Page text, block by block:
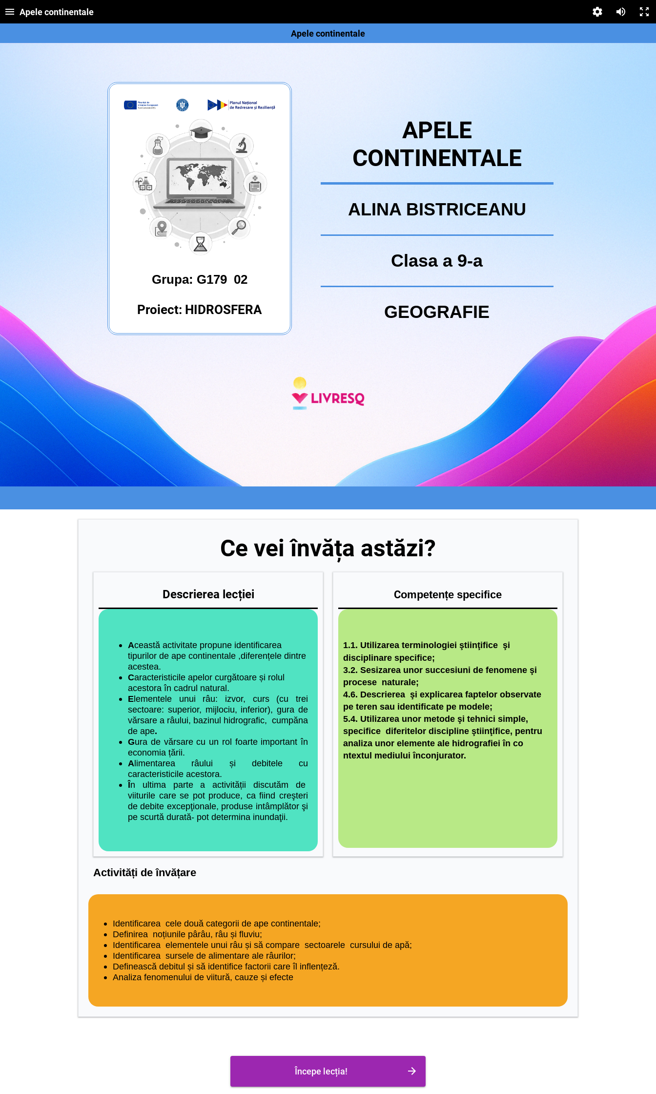
Apele continentale
Apele continentale
Grupa: G179 02
Proiect: HIDROSFERA
APELE
CONTINENTALE
ALINA BISTRICEANU
Clasa a 9-a
GEOGRAFIE
Ce vei învăța astăzi?
Descrierea lecției
Această activitate propune identificarea
tipurilor de ape continentale ,diferențele dintre
acestea.
Caracteristicile apelor curgătoare și rolul
acestora în cadrul natural.
Elementele unui râu: izvor, curs (cu trei
sectoare: superior, mijlociu, inferior), gura de
vărsare a râului, bazinul hidrografic, cumpăna
de ape.
Gura de vărsare cu un rol foarte important în
economia țării.
Alimentarea râului și debitele cu
caracteristicile acestora.
În ultima parte a activității discutăm de
viiturile care se pot produce, ca fiind creşteri
de debite excepţionale, produse intâmplător şi
pe scurtă durată- pot determina inundaţii.
Competențe specifice
1.1. Utilizarea terminologiei ştiinţifice şi
disciplinare specifice;
3.2. Sesizarea unor succesiuni de fenomene şi
procese naturale;
4.6. Descrierea şi explicarea faptelor observate
pe teren sau identificate pe modele;
5.4. Utilizarea unor metode şi tehnici simple,
specifice diferitelor discipline ştiinţifice, pentru
analiza unor elemente ale hidrografiei în co
ntextul mediului înconjurator.
Activități de învățare
Identificarea cele două categorii de ape continentale;
Definirea noțiunile pârâu, râu și fluviu;
Identificarea elementele unui râu și să compare sectoarele cursului de apă;
Identificarea sursele de alimentare ale râurilor;
Definească debitul și să identifice factorii care îl inflențeză.
Analiza fenomenului de viitură, cauze și efecte
Începe lecția!